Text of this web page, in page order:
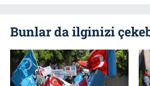
Bunlar da ilginizi